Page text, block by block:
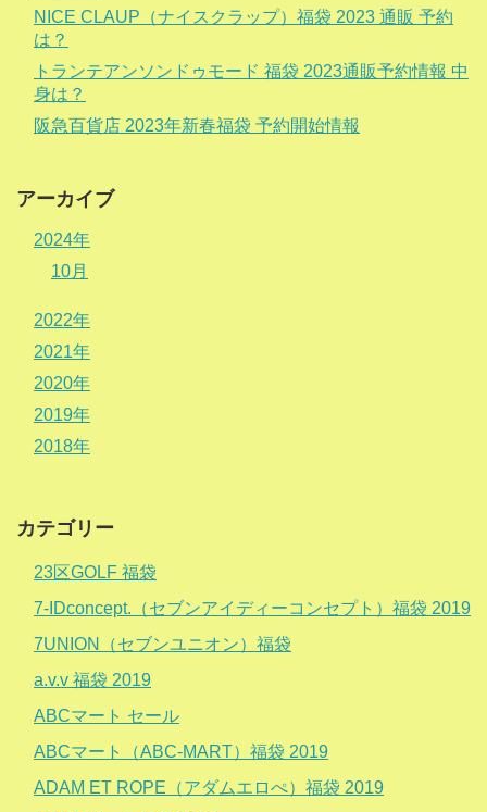
NICE CLAUP（ナイスクラップ）福袋 2023 通販 予約
は？
トランテアンソンドゥモード 福袋 2023通販予約情報 中
身は？
阪急百貨店 2023年新春福袋 予約開始情報
アーカイブ
2024年
10月
2022年
2021年
2020年
2019年
2018年
カテゴリー
23区GOLF 福袋
7-IDconcept.（セブンアイディーコンセプト）福袋 2019
7UNION（セブンユニオン）福袋
a.v.v 福袋 2019
ABCマート セール
ABCマート（ABC-MART）福袋 2019
ADAM ET ROPE（アダムエロぺ）福袋 2019